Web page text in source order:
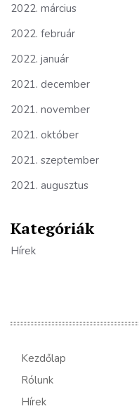
2022. március
2022. február
2022. január
2021. december
2021. november
2021. október
2021. szeptember
2021. augusztus
Kategóriák
Hírek
Kezdőlap
Rólunk
Hírek